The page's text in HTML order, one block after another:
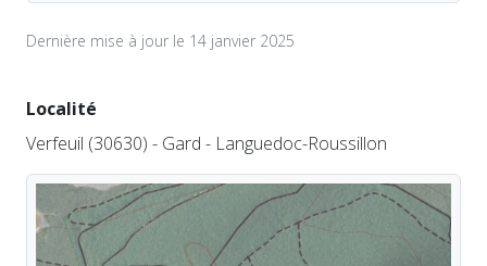
Dernière mise à jour le 14 janvier 2025
Localité
Verfeuil (30630) - Gard - Languedoc-Roussillon